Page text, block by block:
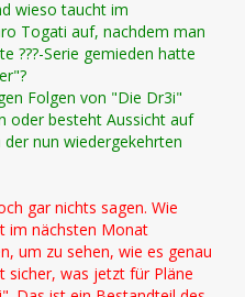
wieso taucht im
Togati auf, nachdem man
???-Serie gemieden hatte
Folgen von "Die Dr3i"
oder besteht Aussicht auf
nun wiedergekehrten
gar nichts sagen. Wie
im nächsten Monat
um zu sehen, wie es genau
sicher, was jetzt für Pläne